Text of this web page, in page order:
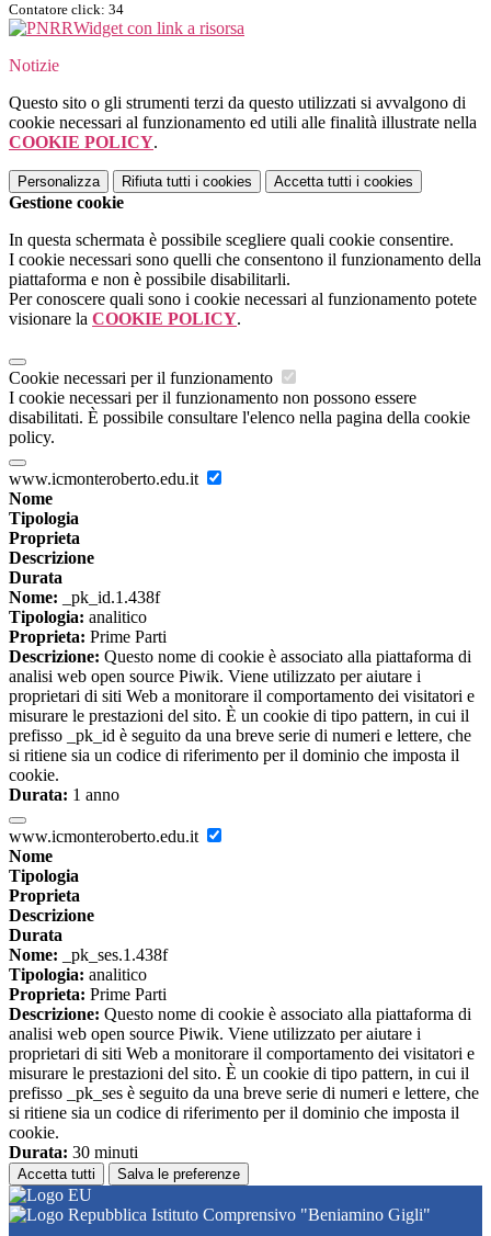
Contatore click: 34
Widget con link a risorsa
Notizie
Questo sito o gli strumenti terzi da questo utilizzati si avvalgono di
cookie necessari al funzionamento ed utili alle finalità illustrate nella
COOKIE POLICY.
Personalizza Rifiuta tutti i cookies Accetta tutti i cookies
Gestione cookie
In questa schermata è possibile scegliere quali cookie consentire.
I cookie necessari sono quelli che consentono il funzionamento della
piattaforma e non è possibile disabilitarli.
Per conoscere quali sono i cookie necessari al funzionamento potete
visionare la COOKIE POLICY.
Cookie necessari per il funzionamento
I cookie necessari per il funzionamento non possono essere
disabilitati. È possibile consultare l'elenco nella pagina della cookie
policy.
www.icmonteroberto.edu.it
Nome
Tipologia
Proprieta
Descrizione
Durata
Nome: _pk_id.1.438f
Tipologia: analitico
Proprieta: Prime Parti
Descrizione: Questo nome di cookie è associato alla piattaforma di
analisi web open source Piwik. Viene utilizzato per aiutare i
proprietari di siti Web a monitorare il comportamento dei visitatori e
misurare le prestazioni del sito. È un cookie di tipo pattern, in cui il
prefisso _pk_id è seguito da una breve serie di numeri e lettere, che
si ritiene sia un codice di riferimento per il dominio che imposta il
cookie.
Durata: 1 anno
www.icmonteroberto.edu.it
Nome
Tipologia
Proprieta
Descrizione
Durata
Nome: _pk_ses.1.438f
Tipologia: analitico
Proprieta: Prime Parti
Descrizione: Questo nome di cookie è associato alla piattaforma di
analisi web open source Piwik. Viene utilizzato per aiutare i
proprietari di siti Web a monitorare il comportamento dei visitatori e
misurare le prestazioni del sito. È un cookie di tipo pattern, in cui il
prefisso _pk_ses è seguito da una breve serie di numeri e lettere, che
si ritiene sia un codice di riferimento per il dominio che imposta il
cookie.
Durata: 30 minuti
Accetta tutti Salva le preferenze
Istituto Comprensivo "Beniamino Gigli"